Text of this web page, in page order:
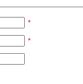
*
*